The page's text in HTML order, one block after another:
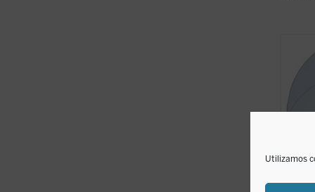
Utilizamos
«Las
vos